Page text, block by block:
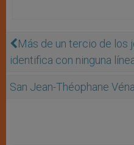
Más de un tercio de los
identifica con ninguna
San Jean-Théophane